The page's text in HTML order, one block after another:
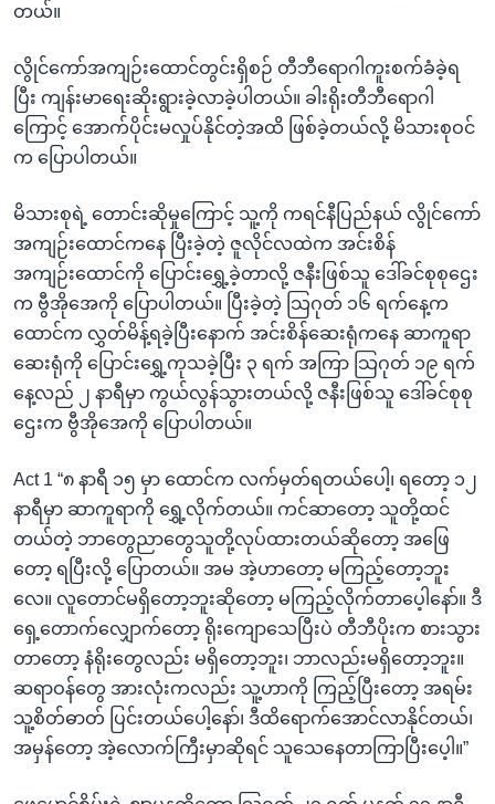
တယ်။
လွိုင်ကော်အကျဉ်းထောင်တွင်းရှိစဉ် တီဘီရောဂါကူးစက်ခံခဲ့ရ
ပြီး ကျန်းမာရေးဆိုးရွားခဲ့လာခဲ့ပါတယ်။ ခါးရိုးတီဘီရောဂါ
ကြောင့် အောက်ပိုင်းမလှုပ်နိုင်တဲ့အထိ ဖြစ်ခဲ့တယ်လို့ မိသားစုဝင်
က ပြောပါတယ်။
မိသားစုရဲ့ တောင်းဆိုမှုကြောင့် သူ့ကို ကရင်နီပြည်နယ် လွိုင်ကော်
အကျဉ်းထောင်ကနေ ပြီးခဲ့တဲ့ ဇူလိုင်လထဲက အင်းစိန်
အကျဉ်းထောင်ကို ပြောင်းရွှေ့ခဲ့တာလို့ ဇနီးဖြစ်သူ ဒေါ်ခင်စုစုဌေး
က ဗွီအိုအေကို ပြောပါတယ်။ ပြီးခဲ့တဲ့ သြဂုတ် ၁၆ ရက်နေ့က
ထောင်က လွှတ်မိန့်ရခဲ့ပြီးနောက် အင်းစိန်ဆေးရုံကနေ ဆာကူရာ
ဆေးရုံကို ပြောင်းရွှေ့ကုသခဲ့ပြီး ၃ ရက် အကြာ သြဂုတ် ၁၉ ရက်
နေ့လည် ၂ နာရီမှာ ကွယ်လွန်သွားတယ်လို့ ဇနီးဖြစ်သူ ဒေါ်ခင်စုစု
ဌေးက ဗွီအိုအေကို ပြောပါတယ်။
Act 1 “၈ နာရီ ၁၅ မှာ ထောင်က လက်မှတ်ရတယ်ပေါ့၊ ရတော့ ၁၂
နာရီမှာ ဆာကူရာကို ရွှေ့လိုက်တယ်။ ကင်ဆာတော့ သူတို့ထင်
တယ်တဲ့ ဘာတွေညာတွေသူတို့လုပ်ထားတယ်ဆိုတော့ အဖြေ
တော့ ရပြီးလို့ ပြောတယ်။ အမ အဲ့ဟာတော့ မကြည့်တော့ဘူး
လေ။ လူတောင်မရှိတော့ဘူးဆိုတော့ မကြည့်လိုက်တာပေ့ါနော်။ ဒီ
ရှေ့တောက်လျှောက်တော့ ရိုးကျောသေပြီးပဲ တီဘီပိုးက စားသွား
တာတော့ နံရိုးတွေလည်း မရှိတော့ဘူး၊ ဘာလည်းမရှိတော့ဘူး။
ဆရာဝန်တွေ အားလုံးကလည်း သူ့ဟာကို ကြည့်ပြီးတော့ အရမ်း
သူ့စိတ်ဓာတ် ပြင်းတယ်ပေါ့နော်၊ ဒီထိရောက်အောင်လာနိုင်တယ်၊
အမှန်တော့ အဲ့လောက်ကြီးမှာဆိုရင် သူသေနေတာကြာပြီးပေ့ါ။”